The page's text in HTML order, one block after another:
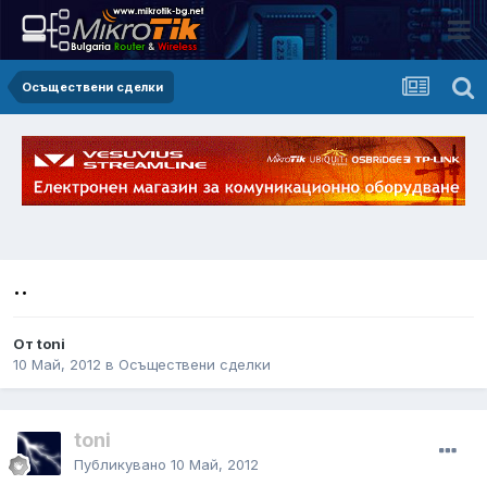
Осъществени сделки
..
От toni
10 Май, 2012 в Осъществени сделки
toni
Публикувано 10 Май, 2012